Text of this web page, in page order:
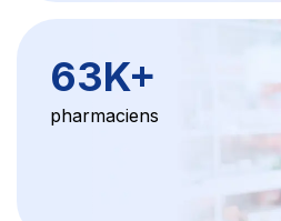
63K+
pharmaciens